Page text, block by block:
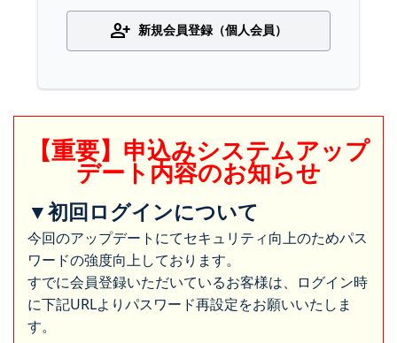
person_add 新規会員登録（個人会員）
【重要】申込みシステムアップ
デート内容のお知らせ
▼初回ログインについて
今回のアップデートにてセキュリティ向上のためパス
ワードの強度向上しております。
すでに会員登録いただいているお客様は、ログイン時
に下記URLよりパスワード再設定をお願いいたしま
す。